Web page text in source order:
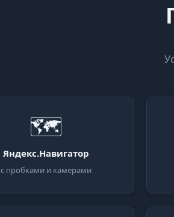
🗺
Яндекс.Навигатор
с пробками и камерами